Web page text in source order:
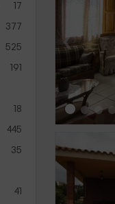
17
377
525
191
18
445
35
41
‹